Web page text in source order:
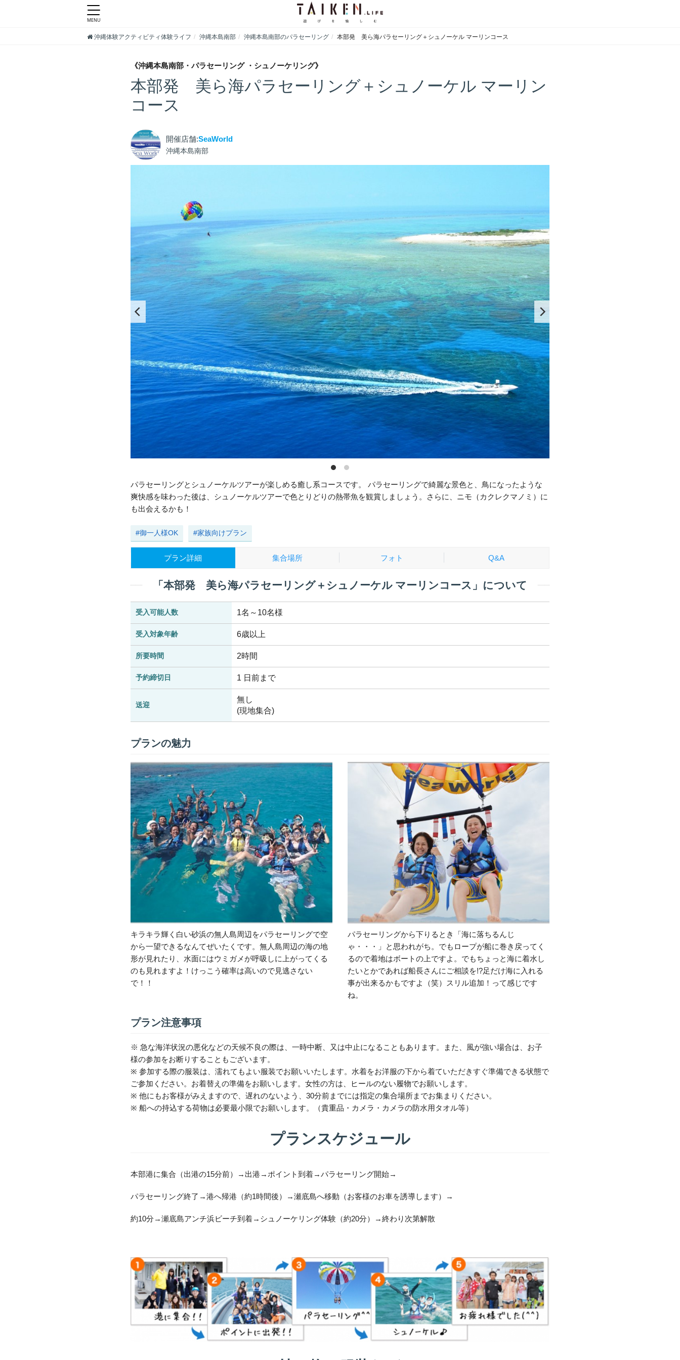
沖縄体験アクティビティ体験ライフ 沖縄本島南部 沖縄本島南部のパラセーリング 本部発 美ら海パラセーリング＋シュノーケル マーリンコース
《沖縄本島南部・パラセーリング ・シュノーケリング》
本部発 美ら海パラセーリング＋シュノーケル マーリン
コース
開催店舗:SeaWorld
沖縄本島南部
パラセーリングとシュノーケルツアーが楽しめる癒し系コースです。 パラセーリングで綺麗な景色と、鳥になったような
爽快感を味わった後は、シュノーケルツアーで色とりどりの熱帯魚を観賞しましょう。さらに、ニモ（カクレクマノミ）に
も出会えるかも！
#御一人様OK #家族向けプラン
プラン詳細 集合場所 フォト Q&A
「本部発 美ら海パラセーリング＋シュノーケル マーリンコース」について
受入可能人数 1名～10名様
受入対象年齢 6歳以上
所要時間 2時間
予約締切日 1 日前まで
送迎
無し
(現地集合)
プランの魅力
キラキラ輝く白い砂浜の無人島周辺をパラセーリングで空
から一望できるなんてぜいたくです。無人島周辺の海の地
形が見れたり、水面にはウミガメが呼吸しに上がってくる
のも見れますよ！けっこう確率は高いので見逃さない
で！！
パラセーリングから下りるとき「海に落ちるんじ
ゃ・・・」と思われがち。でもロープが船に巻き戻ってく
るので着地はボートの上ですよ。でもちょっと海に着水し
たいとかであれば船長さんにご相談を!?足だけ海に入れる
事が出来るかもですよ（笑）スリル追加！って感じです
ね。
プラン注意事項
※ 急な海洋状況の悪化などの天候不良の際は、一時中断、又は中止になることもあります。また、風が強い場合は、お子
様の参加をお断りすることもございます。
※ 参加する際の服装は、濡れてもよい服装でお願いいたします。水着をお洋服の下から着ていただきすぐ準備できる状態で
ご参加ください。お着替えの準備をお願いします。女性の方は、ヒールのない履物でお願いします。
※ 他にもお客様がみえますので、遅れのないよう、30分前までには指定の集合場所までお集まりください。
※ 船への持込する荷物は必要最小限でお願いします。（貴重品・カメラ・カメラの防水用タオル等）
プランスケジュール
本部港に集合（出港の15分前）→出港→ポイント到着→パラセーリング開始→
パラセーリング終了→港へ帰港（約1時間後）→瀬底島へ移動（お客様のお車を誘導します）→
約10分→瀬底島アンチ浜ビーチ到着→シュノーケリング体験（約20分）→終わり次第解散